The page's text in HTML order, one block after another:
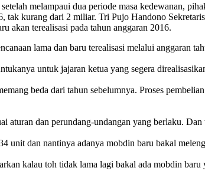
melampaui dua periode masa kedewanan,
tak kurang dari 2 miliar. Tri Pujo Handono
akan terealisasi pada tahun anggaran 2016.
lama dan baru terealisasi melalui anggaran
untuk jajaran ketua yang segera
beda dari tahun sebelumnya. Proses
aturan dan perundang-undangan yang berlaku.
unit dan nantinya adanya mobdin baru bakal
kalau toh tidak lama lagi bakal ada mobdin baru